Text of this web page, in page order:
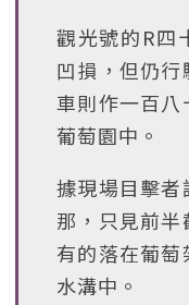
觀光號的R四
凹損，但仍
車則作一百
葡萄園中。
據現場目擊
那，只見前半
有的落在葡
水溝中。